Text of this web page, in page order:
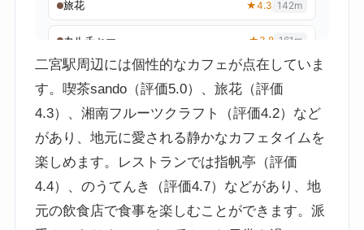
二宮駅周辺には個性的なカフェが点在していま
す。喫茶sando（評価5.0）、旅花（評価
4.3）、湘南フルーツクラフト（評価4.2）など
があり、地元に愛される静かなカフェタイムを
楽しめます。レストランでは指帆亭（評価
4.4）、のうてんき（評価4.7）などがあり、地
元の飲食店で食事を楽しむことができます。派